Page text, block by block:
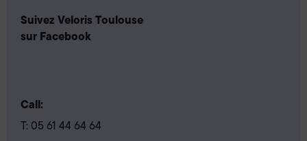
Suivez Veloris Toulouse
sur Facebook
Call:
T: 05 61 44 64 64